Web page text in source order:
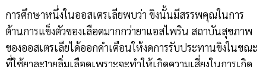
การศึกษาหนึ่งในออสเตรเลียพบว่า ขิงนั้นมีสรรพคุณในการ
ต้านการแข็งตัวของเลือดมากกว่ายาแอสไพริน สถาบันสุขภาพ
ของออสเตรเลียได้ออกคำเตือนให้งดการรับประทานขิงในขณะ
ที่ใช้ยาละ]ายลิ่มเลือดเพราะจะทำให้เกิดความเสี่ยงในการเกิด